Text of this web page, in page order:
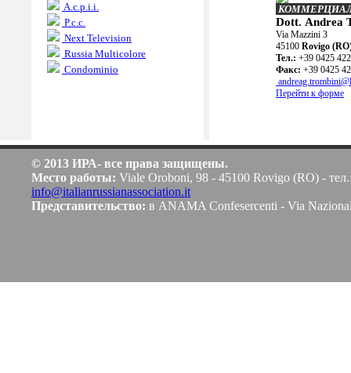
A.c.p.i.i.
P.c.c.
Next Television
Russia Multicolore
Condominio
Dott. Andrea
Via Mazzini 3
45100 Rovigo
Teл.: +39 0425
Факс: +39 0425
Перейти к форме
© 2013 ИРА- все права защищены.
Место работы: Viale Oroboni, 98 - 45100 Rovigo (RO) -
info@italianrussianassociation.it
Представительство: в ANAMA Confesercenti - Via